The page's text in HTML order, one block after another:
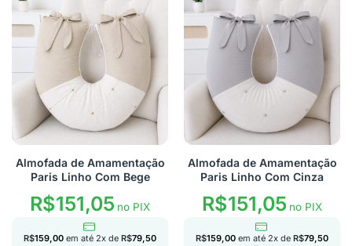
Almofada de Amamentação
Paris Linho Com Bege
R$151,05 no PIX
R$159,00 em até 2x de R$79,50
Almofada de Amamentação
Paris Linho Com Cinza
R$151,05 no PIX
R$159,00 em até 2x de R$79,50